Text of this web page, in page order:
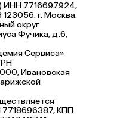
ИНН 7716697924,
г. Москва,
округ
Фучика, д.6,
Сервиса»
Ивановская
КПП